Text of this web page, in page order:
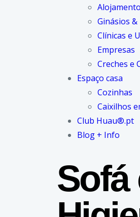
Ginásios
Clínicas e
Empresas
Creches e
Espaço casa
Cozinhas
Caixilhos
Club Huau®.pt
Blog + Info
Sofá